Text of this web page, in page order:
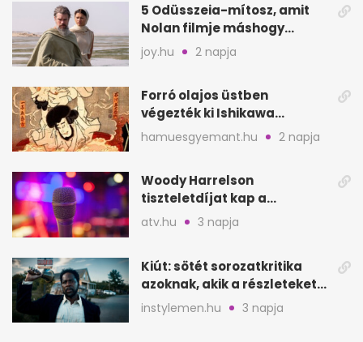
5 Odüsszeia-mítosz, amit
Nolan filmje máshogy
mutat, mint Homérosz
joy.hu 2 napja
Forró olajos üstben
végezték ki Ishikawa
Goemont, Japán Robin
Hoodját
hamuesgyemant.hu 2 napja
Woody Harrelson
tiszteletdíjat kap a
Szarajevói Filmfesztiválon
atv.hu 3 napja
Kiút: sötét sorozatkritika
azoknak, akik a részleteket
keresik
instylemen.hu 3 napja